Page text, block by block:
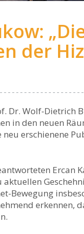
der
Dr. Wolf-Dietrich
in den neuen
erschienene
Ercan
Bewegung
erkennen,